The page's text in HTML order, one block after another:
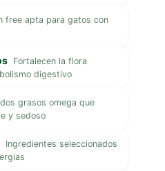
free apta para gatos con
Fortalecen la flora
digestivo
grasos omega que
y sedoso
Ingredientes seleccionados